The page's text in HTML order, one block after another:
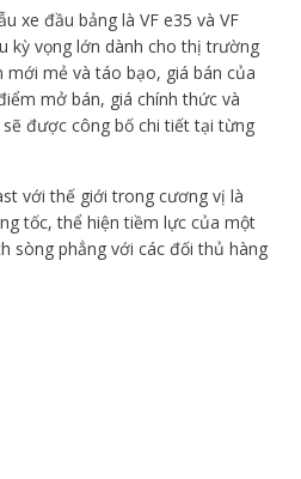
xe đầu bảng là VF e35 và VF
kỳ vọng lớn dành cho thị trường
mới mẻ và táo bạo, giá bán của
mở bán, giá chính thức và
được công bố chi tiết tại từng
với thế giới trong cương vị là
tốc, thể hiện tiềm lực của một
sòng phẳng với các đối thủ hàng